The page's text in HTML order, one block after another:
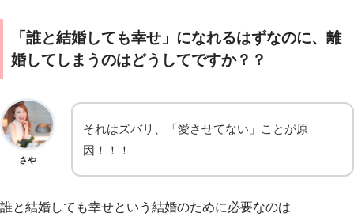
「誰と結婚しても幸せ」になれるはずなのに、離
婚してしまうのはどうしてですか？？
さや
それはズバリ、「愛させてない」ことが原
因！！！
誰と結婚しても幸せという結婚のために必要なのは